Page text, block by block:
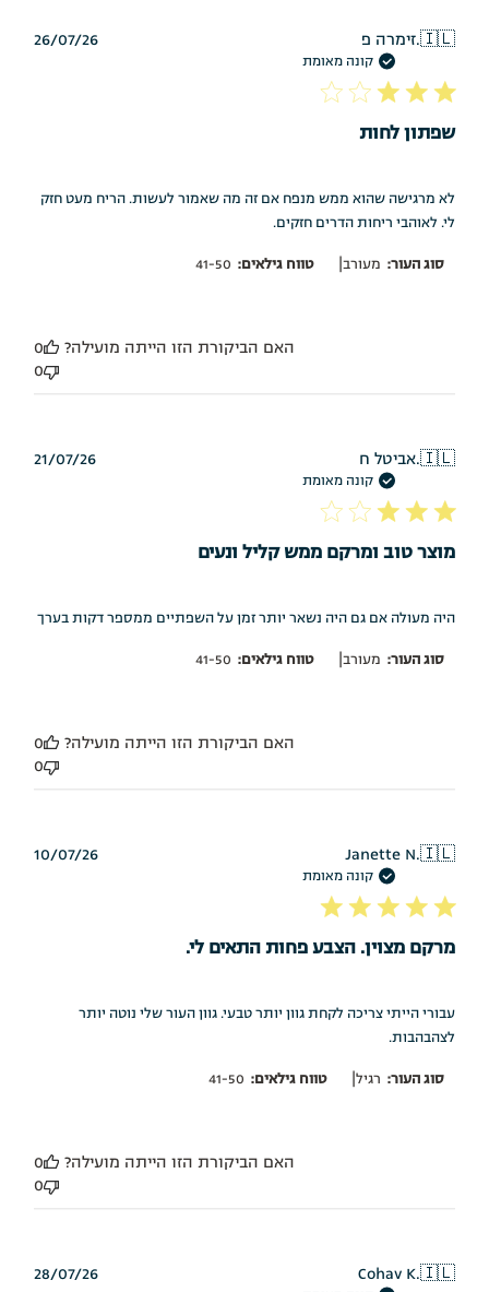
🇮🇱זימרה פ.
קונה מאומת
שפתון לחות
לא מרגישה שהוא ממש מנפח אם זה מה שאמור לעשות. הריח מעט חזק
לי. לאוהבי ריחות הדרים חזקים.
סוג העור: מעורב| טווח גילאים: 41-50
תאריך
26/07/26
האם הביקורת הזו הייתה מועילה?
0
0
🇮🇱אביטל ח.
קונה מאומת
מוצר טוב ומרקם ממש קליל ונעים
היה מעולה אם גם היה נשאר יותר זמן על השפתיים ממספר דקות בערך
סוג העור: מעורב| טווח גילאים: 41-50
תאריך
21/07/26
האם הביקורת הזו הייתה מועילה?
0
0
🇮🇱
Janette N.
קונה מאומת
מרקם מצוין. הצבע פחות התאים לי.
עבורי הייתי צריכה לקחת גוון יותר טבעי. גוון העור שלי נוטה יותר
לצהבהבות.
סוג העור: רגיל| טווח גילאים: 41-50
תאריך
10/07/26
האם הביקורת הזו הייתה מועילה?
0
0
🇮🇱
Cohav K.
תאריך
28/07/26